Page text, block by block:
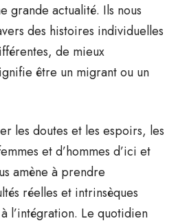
grande actualité. Ils nous
des histoires individuelles
de mieux
être un migrant ou un
les doutes et les espoirs, les
et d’hommes d’ici et
amène à prendre
réelles et intrinsèques
l’intégration. Le quotidien